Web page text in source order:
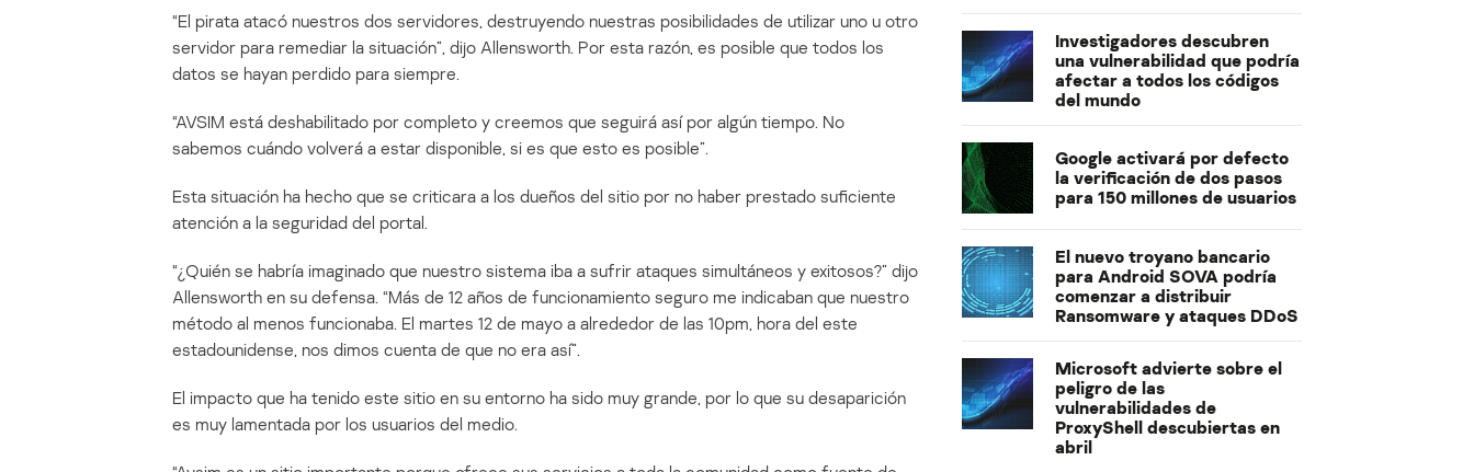
“El pirata atacó nuestros dos servidores, destruyendo nuestras posibilidades de utilizar uno u otro
servidor para remediar la situación”, dijo Allensworth. Por esta razón, es posible que todos los
datos se hayan perdido para siempre.
“AVSIM está deshabilitado por completo y creemos que seguirá así por algún tiempo. No
sabemos cuándo volverá a estar disponible, si es que esto es posible”.
Esta situación ha hecho que se criticara a los dueños del sitio por no haber prestado suficiente
atención a la seguridad del portal.
“¿Quién se habría imaginado que nuestro sistema iba a sufrir ataques simultáneos y exitosos?” dijo
Allensworth en su defensa. “Más de 12 años de funcionamiento seguro me indicaban que nuestro
método al menos funcionaba. El martes 12 de mayo a alrededor de las 10pm, hora del este
estadounidense, nos dimos cuenta de que no era así”.
El impacto que ha tenido este sitio en su entorno ha sido muy grande, por lo que su desaparición
es muy lamentada por los usuarios del medio.
Investigadores descubren
una vulnerabilidad que podría
afectar a todos los códigos
del mundo
Google activará por defecto
la verificación de dos pasos
para 150 millones de usuarios
El nuevo troyano bancario
para Android SOVA podría
comenzar a distribuir
Ransomware y ataques DDoS
Microsoft advierte sobre el
peligro de las
vulnerabilidades de
ProxyShell descubiertas en
abril